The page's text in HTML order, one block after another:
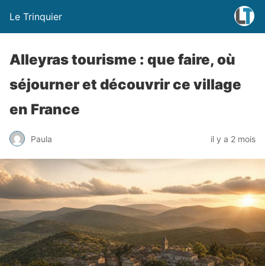
Le Trinquier
Alleyras tourisme : que faire, où
séjourner et découvrir ce village
en France
Paula il y a 2 mois